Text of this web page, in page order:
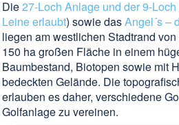
Die27-Loch Anlage und der 9-
Leine erlaubt) sowie dasAngel´s –
liegen am westlichen Stadtrand
150 ha großen Fläche in einem
Baumbestand, Biotopen sowie mit
bedeckten Gelände. Die
erlauben es daher, verschiedene
Golfanlage zu vereinen.